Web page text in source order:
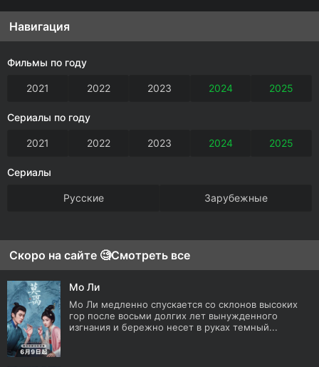
Навигация
Фильмы по году
2021 2022 2023 2024 2025
Сериалы по году
2021 2022 2023 2024 2025
Сериалы
Русские Зарубежные
Скоро на сайте 🧐Смотреть все
Мо Ли
Мо Ли медленно спускается со склонов высоких
гор после восьми долгих лет вынужденного
изгнания и бережно несет в руках темный...